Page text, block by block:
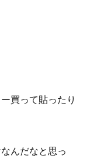
買って貼ったり
んだなと思っ